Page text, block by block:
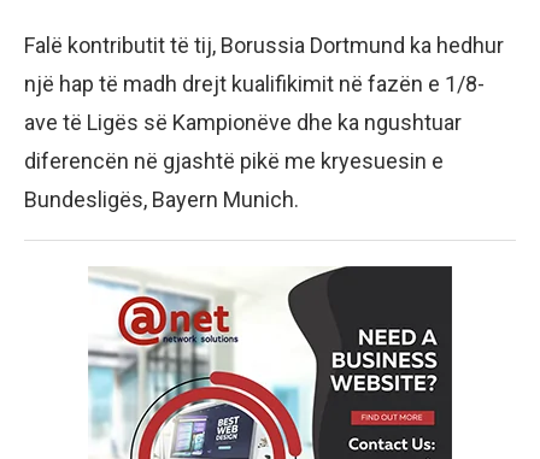
Falë kontributit të tij, Borussia Dortmund ka hedhur
një hap të madh drejt kualifikimit në fazën e 1/8-
ave të Ligës së Kampionëve dhe ka ngushtuar
diferencën në gjashtë pikë me kryesuesin e
Bundesligës, Bayern Munich.